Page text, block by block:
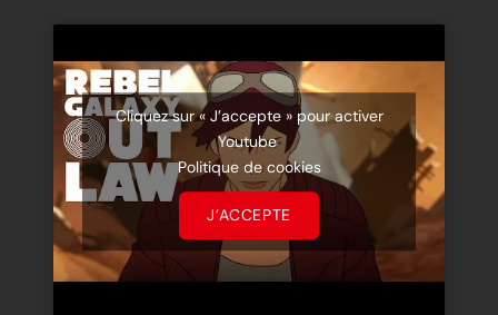
Cliquez sur « J’accepte » pour activer
Youtube
Politique de cookies
J’ACCEPTE